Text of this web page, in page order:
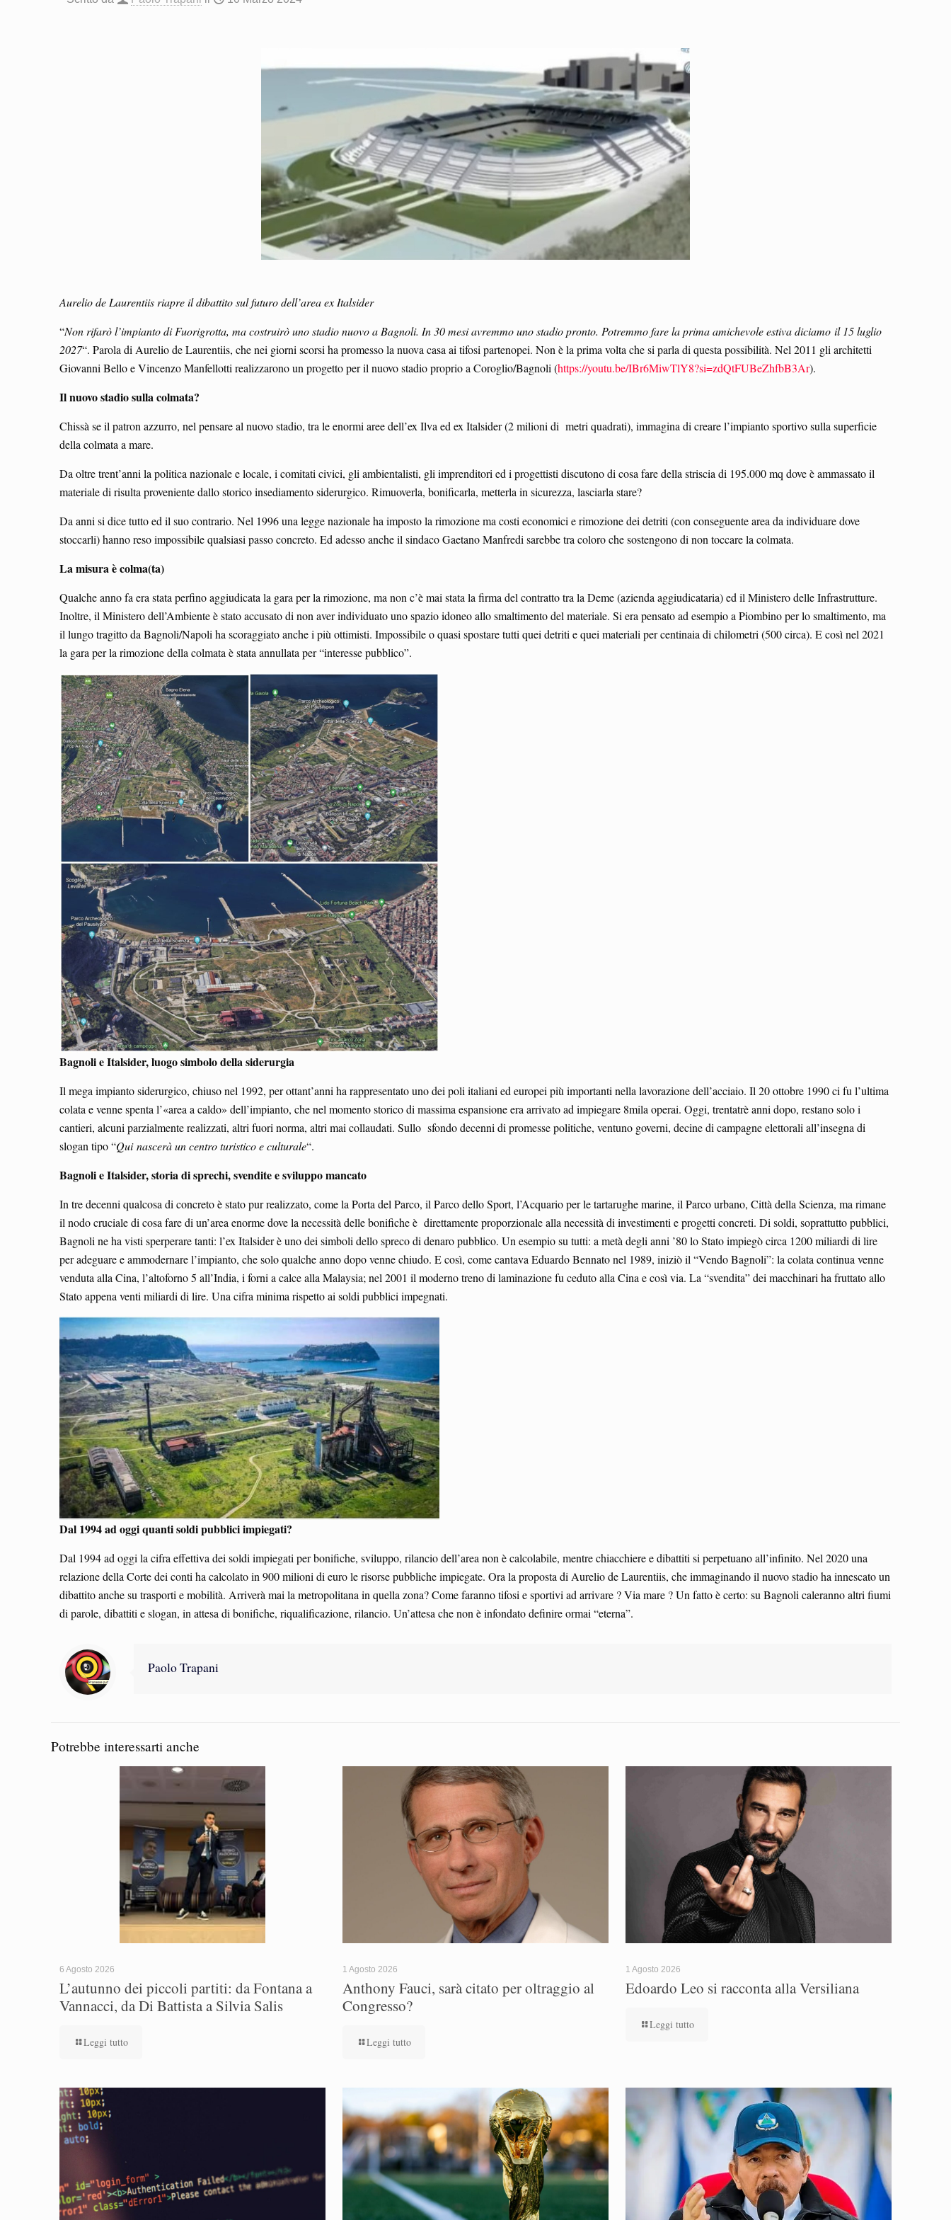
Aurelio de Laurentiis riapre il dibattito sul futuro dell’area ex Italsider
“Non rifarò l’impianto di Fuorigrotta, ma costruirò uno stadio nuovo a Bagnoli. In 30 mesi avremmo uno stadio pronto. Potremmo fare la prima amichevole estiva diciamo il 15 luglio
2027“. Parola di Aurelio de Laurentiis, che nei giorni scorsi ha promesso la nuova casa ai tifosi partenopei. Non è la prima volta che si parla di questa possibilità. Nel 2011 gli architetti
Giovanni Bello e Vincenzo Manfellotti realizzarono un progetto per il nuovo stadio proprio a Coroglio/Bagnoli (https://youtu.be/IBr6MiwTlY8?si=zdQtFUBeZhfbB3Ar).
Il nuovo stadio sulla colmata?
Chissà se il patron azzurro, nel pensare al nuovo stadio, tra le enormi aree dell’ex Ilva ed ex Italsider (2 milioni di metri quadrati), immagina di creare l’impianto sportivo sulla superficie
della colmata a mare.
Da oltre trent’anni la politica nazionale e locale, i comitati civici, gli ambientalisti, gli imprenditori ed i progettisti discutono di cosa fare della striscia di 195.000 mq dove è ammassato il
materiale di risulta proveniente dallo storico insediamento siderurgico. Rimuoverla, bonificarla, metterla in sicurezza, lasciarla stare?
Da anni si dice tutto ed il suo contrario. Nel 1996 una legge nazionale ha imposto la rimozione ma costi economici e rimozione dei detriti (con conseguente area da individuare dove
stoccarli) hanno reso impossibile qualsiasi passo concreto. Ed adesso anche il sindaco Gaetano Manfredi sarebbe tra coloro che sostengono di non toccare la colmata.
La misura è colma(ta)
Qualche anno fa era stata perfino aggiudicata la gara per la rimozione, ma non c’è mai stata la firma del contratto tra la Deme (azienda aggiudicataria) ed il Ministero delle Infrastrutture.
Inoltre, il Ministero dell’Ambiente è stato accusato di non aver individuato uno spazio idoneo allo smaltimento del materiale. Si era pensato ad esempio a Piombino per lo smaltimento, ma
il lungo tragitto da Bagnoli/Napoli ha scoraggiato anche i più ottimisti. Impossibile o quasi spostare tutti quei detriti e quei materiali per centinaia di chilometri (500 circa). E così nel 2021
la gara per la rimozione della colmata è stata annullata per “interesse pubblico”.
Bagnoli e Italsider, luogo simbolo della siderurgia
Il mega impianto siderurgico, chiuso nel 1992, per ottant’anni ha rappresentato uno dei poli italiani ed europei più importanti nella lavorazione dell’acciaio. Il 20 ottobre 1990 ci fu l’ultima
colata e venne spenta l’«area a caldo» dell’impianto, che nel momento storico di massima espansione era arrivato ad impiegare 8mila operai. Oggi, trentatrè anni dopo, restano solo i
cantieri, alcuni parzialmente realizzati, altri fuori norma, altri mai collaudati. Sullo sfondo decenni di promesse politiche, ventuno governi, decine di campagne elettorali all’insegna di
slogan tipo “Qui nascerà un centro turistico e culturale“.
Bagnoli e Italsider, storia di sprechi, svendite e sviluppo mancato
In tre decenni qualcosa di concreto è stato pur realizzato, come la Porta del Parco, il Parco dello Sport, l’Acquario per le tartarughe marine, il Parco urbano, Città della Scienza, ma rimane
il nodo cruciale di cosa fare di un’area enorme dove la necessità delle bonifiche è direttamente proporzionale alla necessità di investimenti e progetti concreti. Di soldi, soprattutto pubblici,
Bagnoli ne ha visti sperperare tanti: l’ex Italsider è uno dei simboli dello spreco di denaro pubblico. Un esempio su tutti: a metà degli anni ’80 lo Stato impiegò circa 1200 miliardi di lire
per adeguare e ammodernare l’impianto, che solo qualche anno dopo venne chiudo. E così, come cantava Eduardo Bennato nel 1989, iniziò il “Vendo Bagnoli”: la colata continua venne
venduta alla Cina, l’altoforno 5 all’India, i forni a calce alla Malaysia; nel 2001 il moderno treno di laminazione fu ceduto alla Cina e così via. La “svendita” dei macchinari ha fruttato allo
Stato appena venti miliardi di lire. Una cifra minima rispetto ai soldi pubblici impegnati.
Dal 1994 ad oggi quanti soldi pubblici impiegati?
Dal 1994 ad oggi la cifra effettiva dei soldi impiegati per bonifiche, sviluppo, rilancio dell’area non è calcolabile, mentre chiacchiere e dibattiti si perpetuano all’infinito. Nel 2020 una
relazione della Corte dei conti ha calcolato in 900 milioni di euro le risorse pubbliche impiegate. Ora la proposta di Aurelio de Laurentiis, che immaginando il nuovo stadio ha innescato un
dibattito anche su trasporti e mobilità. Arriverà mai la metropolitana in quella zona? Come faranno tifosi e sportivi ad arrivare ? Via mare ? Un fatto è certo: su Bagnoli caleranno altri fiumi
di parole, dibattiti e slogan, in attesa di bonifiche, riqualificazione, rilancio. Un’attesa che non è infondato definire ormai “eterna”.
Paolo Trapani
Potrebbe interessarti anche
6 Agosto 2026
L’autunno dei piccoli partiti: da Fontana a
Vannacci, da Di Battista a Silvia Salis
Leggi tutto
1 Agosto 2026
Anthony Fauci, sarà citato per oltraggio al
Congresso?
Leggi tutto
1 Agosto 2026
Edoardo Leo si racconta alla Versiliana
Leggi tutto